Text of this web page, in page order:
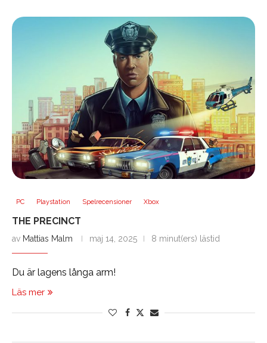
PC Playstation Spelrecensioner Xbox
THE PRECINCT
av Mattias Malm maj 14, 2025 8 minut(ers) lästid
Du är lagens långa arm!
Läs mer